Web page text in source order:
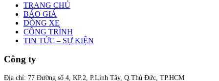
TRANG CHỦ
BÁO GIÁ
DÒNG XE
CÔNG TRÌNH
TIN TỨC – SỰ KIỆN
Công ty
Địa chỉ: 77 Đường số 4, KP.2, P.Linh Tây, Q.Thủ Đức, TP.HCM